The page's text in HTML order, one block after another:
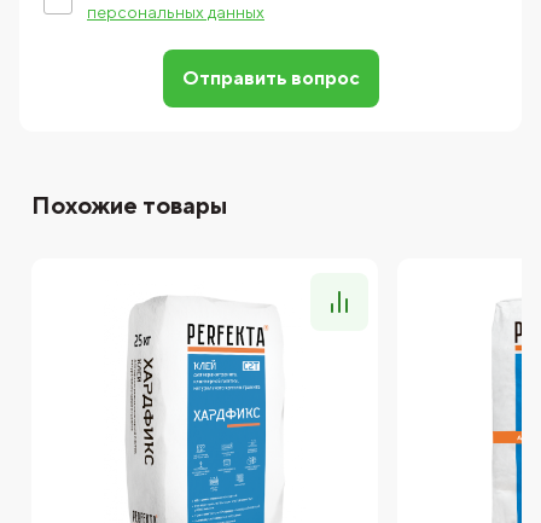
персональных данных
Отправить вопрос
Похожие товары